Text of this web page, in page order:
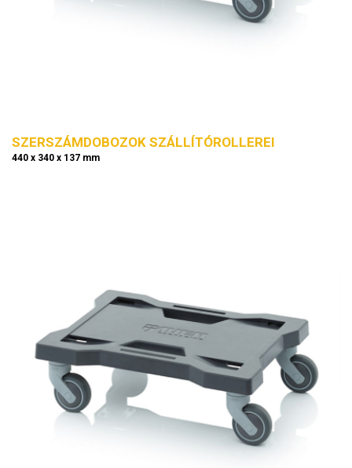
SZERSZÁMDOBOZOK SZÁLLÍTÓROLLEREI
440 x 340 x 137 mm